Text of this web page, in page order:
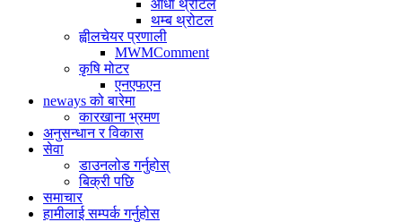
आधा थ्रोटल
थम्ब थ्रोटल
ह्वीलचेयर प्रणाली
MWMComment
कृषि मोटर
एनएफएन
neways को बारेमा
कारखाना भ्रमण
अनुसन्धान र विकास
सेवा
डाउनलोड गर्नुहोस्
बिक्री पछि
समाचार
हामीलाई सम्पर्क गर्नुहोस